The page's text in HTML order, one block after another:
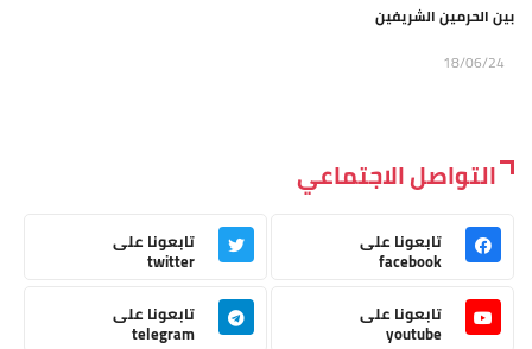
بين الحرمين الشريفين
18/06/24
التواصل الاجتماعي
تابعونا على
facebook
تابعونا على
twitter
تابعونا على
youtube
تابعونا على
telegram